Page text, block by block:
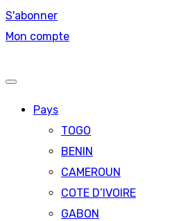
S'abonner
Mon compte
Pays
TOGO
BENIN
CAMEROUN
COTE D’IVOIRE
GABON